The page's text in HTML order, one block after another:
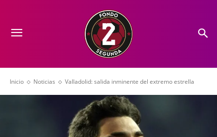
Inicio Noticias Valladolid: salida inminente del extremo estrella